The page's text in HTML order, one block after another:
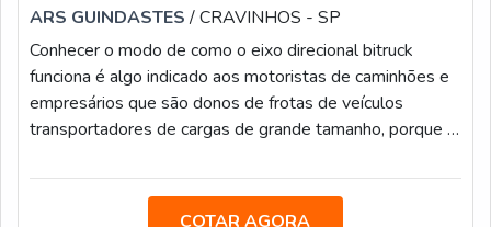
ARS GUINDASTES/ CRAVINHOS - SP
Conhecer o modo de como o eixo direcional bitruck
funciona é algo indicado aos motoristas de caminhões e
empresários que são donos de frotas de veículos
transportadores de cargas de grande tamanho, porque o
que os motoristas precisam fazer no cotidiano de
COTAR AGORA